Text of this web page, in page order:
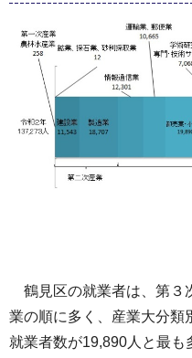
鶴見区の就業者は、第３
業の順に多く、産業大分類
就業者数が19,890人と最も